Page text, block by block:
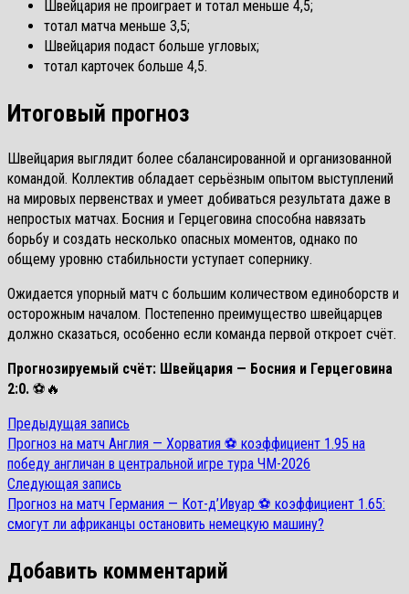
Швейцария не проиграет и тотал меньше 4,5;
тотал матча меньше 3,5;
Швейцария подаст больше угловых;
тотал карточек больше 4,5.
Итоговый прогноз
Швейцария выглядит более сбалансированной и организованной
командой. Коллектив обладает серьёзным опытом выступлений
на мировых первенствах и умеет добиваться результата даже в
непростых матчах. Босния и Герцеговина способна навязать
борьбу и создать несколько опасных моментов, однако по
общему уровню стабильности уступает сопернику.
Ожидается упорный матч с большим количеством единоборств и
осторожным началом. Постепенно преимущество швейцарцев
должно сказаться, особенно если команда первой откроет счёт.
Прогнозируемый счёт: Швейцария — Босния и Герцеговина
2:0. ⚽🔥
Навигация
по
записям
Предыдущая запись
запись:
Прогноз на матч Англия — Хорватия ⚽ коэффициент 1.95 на
победу англичан в центральной игре тура ЧМ-2026
Следующая запись
запись:
Прогноз на матч Германия — Кот-д’Ивуар ⚽ коэффициент 1.65:
смогут ли африканцы остановить немецкую машину?
Добавить комментарий